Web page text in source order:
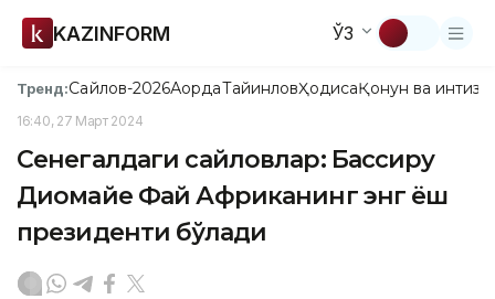
KAZINFORM ЎЗ
Тренд:Сайлов-2026АқордаТайинловҲодисаҚонун ва
16:40, 27 Март 2024
Сенегалдаги сайловлар: Бассиру
Диомайе Фай Африканинг энг ёш
президенти бўлади